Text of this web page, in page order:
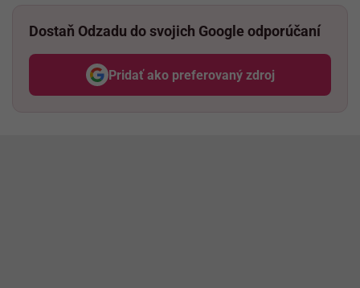
Dostaň Odzadu do svojich Google odporúčaní
Pridať ako preferovaný zdroj
Odzadu, odkaz sa otvorí v